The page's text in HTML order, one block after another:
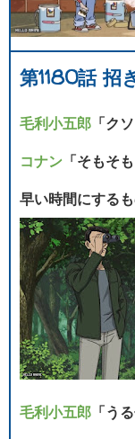
第1180話 招
毛利小五郎 「ク
コナン 「そもそ
早い時間にするも
毛利小五郎 「う